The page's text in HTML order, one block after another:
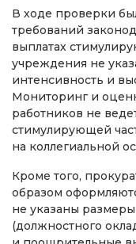
В ходе проверки
требований
выплатах
учреждения не
интенсивность и
Мониторинг и
работников не
стимулирующей
на коллегиальной
Кроме того,
образом
не указаны
(должностного